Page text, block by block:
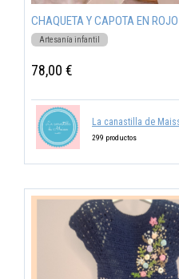
CHAQUETA Y CAPOTA EN
Artesanía infantil
78,00 €
La canastilla de
299 productos